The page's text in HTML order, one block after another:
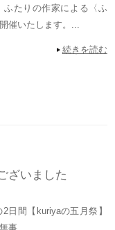
ふたりの作家による〈ふ
催いたします。...
続きを読む
ざいました
日間【kuriyaの五月祭】
事...